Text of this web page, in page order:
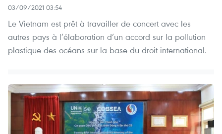
03/09/2021 03:54
Le Vietnam est prêt à travailler de concert avec les
autres pays à l’élaboration d’un accord sur la pollution
plastique des océans sur la base du droit international.